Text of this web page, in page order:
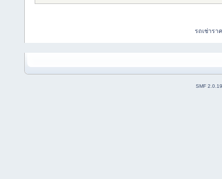
รถเช่าร
SMF 2.0.19